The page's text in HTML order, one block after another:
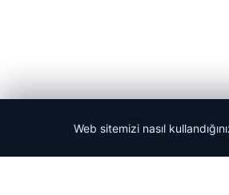
© 2026 Acil Rehber | Gündem
Web sitemizi nasıl